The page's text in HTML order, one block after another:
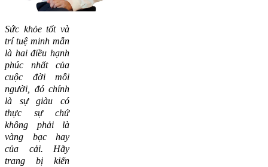
Sức khỏe tốt và
trí tuệ minh mẫn
là hai điều hạnh
phúc nhất của
cuộc đời mỗi
người, đó chính
là sự giàu có
thực sự chứ
không phải là
vàng bạc hay
của cải. Hãy
trang bị kiến